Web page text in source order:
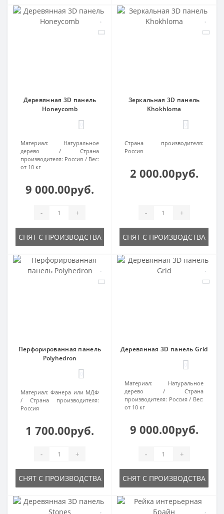
Деревянная 3D панель
Honeycomb
Материал:
Натуральное
дерево
Страна
производителя: Россия
Вес:
от 10 кг
9 000.00руб.
- +
СНЯТ С ПРОИЗВОДСТВА
Зеркальная 3D панель
Khokhloma
Страна производителя:
Россия
2 000.00руб.
- +
СНЯТ С ПРОИЗВОДСТВА
Перфорированная панель
Polyhedron
Материал: Фанера или МДФ
Страна производителя:
Россия
1 700.00руб.
- +
СНЯТ С ПРОИЗВОДСТВА
Деревянная 3D панель Grid
Материал:
Натуральное
дерево
Страна
производителя: Россия
Вес:
от 10 кг
9 000.00руб.
- +
СНЯТ С ПРОИЗВОДСТВА